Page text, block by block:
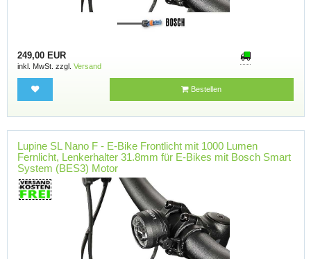
249,00 EUR
inkl. MwSt. zzgl. Versand
Bestellen
Lupine SL Nano F - E-Bike Frontlicht mit 1000 Lumen
Fernlicht, Lenkerhalter 31.8mm für E-Bikes mit Bosch Smart
System (BES3) Motor